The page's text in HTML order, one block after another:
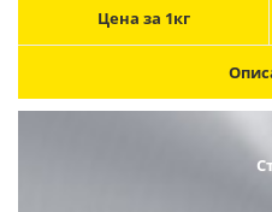
Цена за 1кг